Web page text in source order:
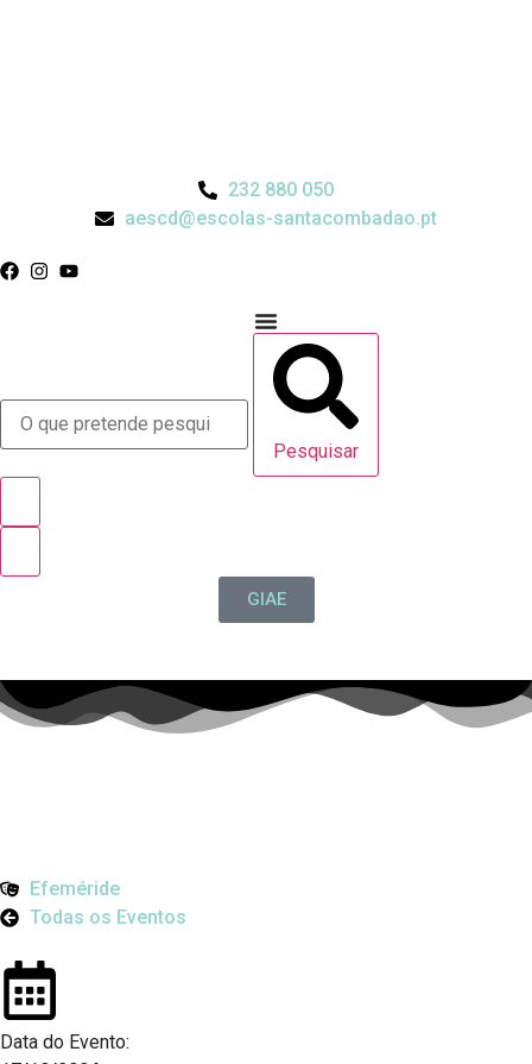
232 880 050
aescd@escolas-santacombadao.pt
Pesquisar
GIAE
Efeméride
Todas os Eventos
Data do Evento: